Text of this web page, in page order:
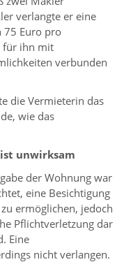
verlangte er eine
75 Euro pro
für ihn mit
verbunden
die Vermieterin das
wie das
unwirksam
der Wohnung war
eine Besichtigung
ermöglichen, jedoch
Pflichtverletzung dar
Eine
nicht verlangen.